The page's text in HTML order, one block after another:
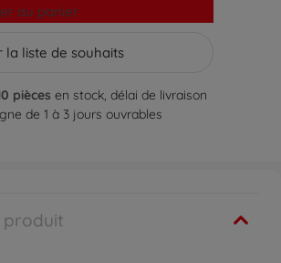
la liste de souhaits
au panier
pièces en stock, délai de livraison
de 1 à 3 jours ouvrables
produit